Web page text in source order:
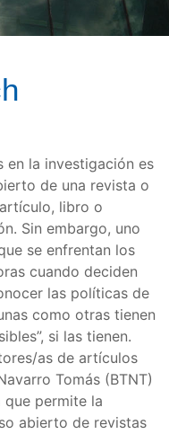
en la investigación es
de una revista o
libro o
Sin embargo, uno
se enfrentan los
cuando deciden
las políticas de
como otras tienen
si las tienen.
as de artículos
Tomás (BTNT)
que permite la
abierto de revistas